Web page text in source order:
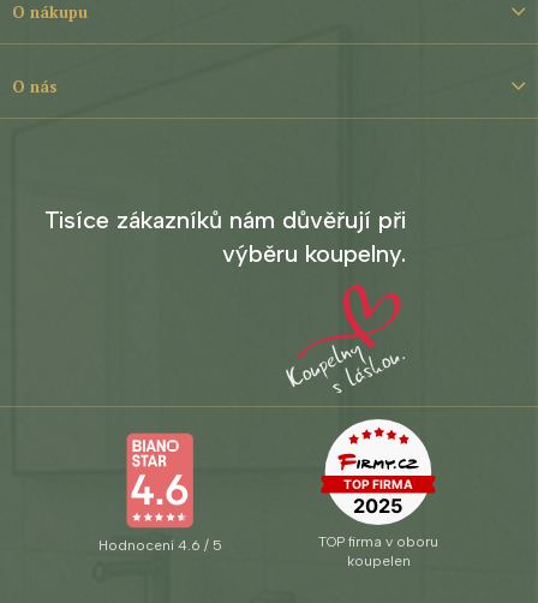
í
O nákupu
O nás
Tisíce zákazníků nám důvěřují při
výběru koupelny.
Hodnocení 4.6 / 5
TOP firma v oboru
koupelen